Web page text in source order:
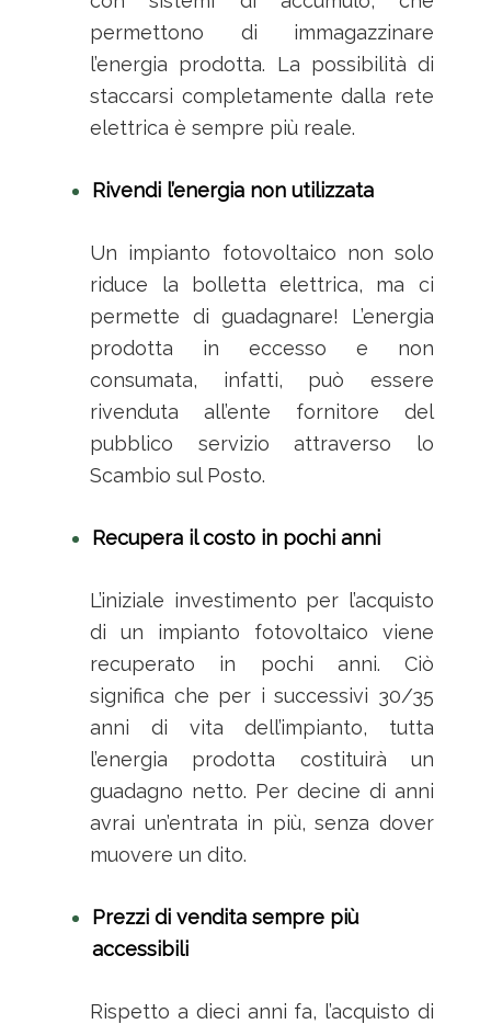
permettono di immagazzinare
l’energia prodotta. La possibilità di
staccarsi completamente dalla rete
elettrica è sempre più reale.
Rivendi l’energia non utilizzata
Un impianto fotovoltaico non solo
riduce la bolletta elettrica, ma ci
permette di guadagnare! L’energia
prodotta in eccesso e non
consumata, infatti, può essere
rivenduta all’ente fornitore del
pubblico servizio attraverso lo
Scambio sul Posto.
Recupera il costo in pochi anni
L’iniziale investimento per l’acquisto
di un impianto fotovoltaico viene
recuperato in pochi anni. Ciò
significa che per i successivi 30/35
anni di vita dell’impianto, tutta
l’energia prodotta costituirà un
guadagno netto. Per decine di anni
avrai un’entrata in più, senza dover
muovere un dito.
Prezzi di vendita sempre più
accessibili
Rispetto a dieci anni fa, l’acquisto di